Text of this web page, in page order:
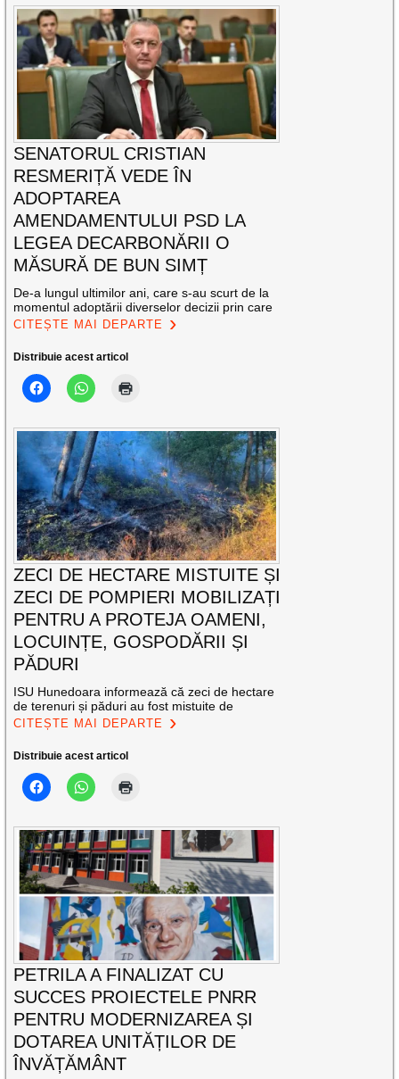
SENATORUL CRISTIAN
RESMERIȚĂ VEDE ÎN
ADOPTAREA
AMENDAMENTULUI PSD LA
LEGEA DECARBONĂRII O
MĂSURĂ DE BUN SIMȚ
De-a lungul ultimilor ani, care s-au scurt de la
momentul adoptării diverselor decizii prin care
CITEȘTE MAI DEPARTE
Distribuie acest articol
ZECI DE HECTARE MISTUITE ȘI
ZECI DE POMPIERI MOBILIZAȚI
PENTRU A PROTEJA OAMENI,
LOCUINȚE, GOSPODĂRII ȘI
PĂDURI
ISU Hunedoara informează că zeci de hectare
de terenuri și păduri au fost mistuite de
CITEȘTE MAI DEPARTE
Distribuie acest articol
PETRILA A FINALIZAT CU
SUCCES PROIECTELE PNRR
PENTRU MODERNIZAREA ȘI
DOTAREA UNITĂȚILOR DE
ÎNVĂȚĂMÂNT